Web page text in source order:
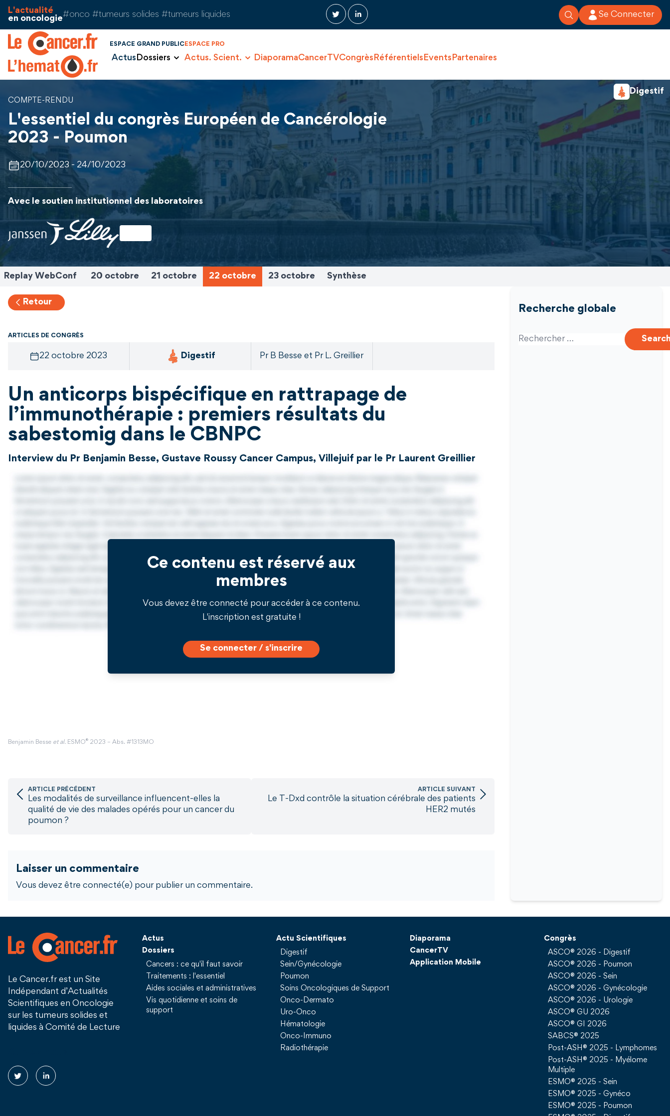
Aller au contenu
L'actualité
en oncologie#onco #tumeurs solides #tumeurs liquides Se Connecter
ESPACE GRAND PUBLIC
ActusDossiers
ESPACE PRO
Actus. Scient. DiaporamaCancerTVCongrèsRéférentielsEventsPartenaires
Digestif
COMPTE-RENDU
L'essentiel du congrès Européen de Cancérologie
2023 - Poumon
20/10/2023 - 24/10/2023
Avec le soutien institutionnel des laboratoires
Replay WebConf 20 octobre 21 octobre 22 octobre 23 octobre Synthèse
Retour
ARTICLES DE CONGRÈS
22 octobre 2023 Digestif Pr B Besse et Pr L. Greillier
Un anticorps bispécifique en rattrapage de
l’immunothérapie : premiers résultats du
sabestomig dans le CBNPC
Interview du Pr Benjamin Besse, Gustave Roussy Cancer Campus, Villejuif par le Pr Laurent Greillier
Ce contenu est réservé aux
membres
Vous devez être connecté pour accéder à ce contenu.
L'inscription est gratuite !
Se connecter / s'inscrire
Benjamin Besse et al. ESMO® 2023 – Abs. #1313MO
ARTICLE PRÉCÉDENT
Les modalités de surveillance influencent-elles la
qualité de vie des malades opérés pour un cancer du
poumon ?
ARTICLE SUIVANT
Le T-Dxd contrôle la situation cérébrale des patients
HER2 mutés
Laisser un commentaire
Vous devez être connecté(e) pour publier un commentaire.
Recherche globale
Search for:
Le Cancer.fr est un Site
Indépendant d’Actualités
Scientifiques en Oncologie
sur les tumeurs solides et
liquides à Comité de Lecture
Actus
Dossiers
Cancers : ce qu'il faut savoir
Traitements : l'essentiel
Aides sociales et administratives
Vis quotidienne et soins de
support
Actu Scientifiques
Digestif
Sein/Gynécologie
Poumon
Soins Oncologiques de Support
Onco-Dermato
Uro-Onco
Hématologie
Onco-Immuno
Radiothérapie
Diaporama
CancerTV
Application Mobile
Congrès
ASCO® 2026 - Digestif
ASCO® 2026 - Poumon
ASCO® 2026 - Sein
ASCO® 2026 - Gynécologie
ASCO® 2026 - Urologie
ASCO® GU 2026
ASCO® GI 2026
SABCS® 2025
Post-ASH® 2025 - Lymphomes
Post-ASH® 2025 - Myélome
Multiple
ESMO® 2025 - Sein
ESMO® 2025 - Gynéco
ESMO® 2025 - Poumon
Panneau de gestion des cookies